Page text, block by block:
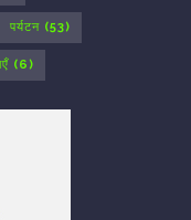
पर्यटन (53)
(6)